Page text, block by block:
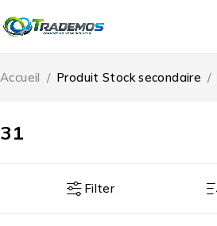
31
Accueil / Produit Stock secondaire /
Filter